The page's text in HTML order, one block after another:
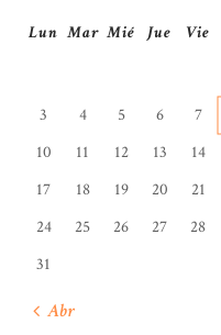
Lun Mar Mié Jue Vie
3
4 5 6 7
10
11 12 13 14
17
18 19 20 21
24
25 26 27 28
31
« Abr